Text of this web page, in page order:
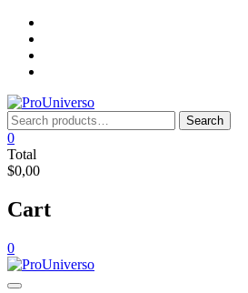
Saltar
contenido
deseos
Search
for:
Search
0
Total
$0,00
Cart
0